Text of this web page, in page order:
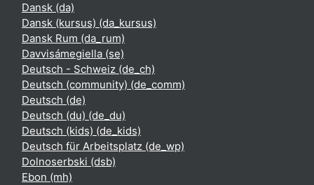
Dansk ‎(da)‎
Dansk (kursus) ‎(da_kursus)‎
Dansk Rum ‎(da_rum)‎
Davvisámegiella ‎(se)‎
Deutsch - Schweiz ‎(de_ch)‎
Deutsch (community) ‎(de_comm)‎
Deutsch ‎(de)‎
Deutsch (du) ‎(de_du)‎
Deutsch (kids) ‎(de_kids)‎
Deutsch für Arbeitsplatz ‎(de_wp)‎
Dolnoserbski ‎(dsb)‎
Ebon ‎(mh)‎